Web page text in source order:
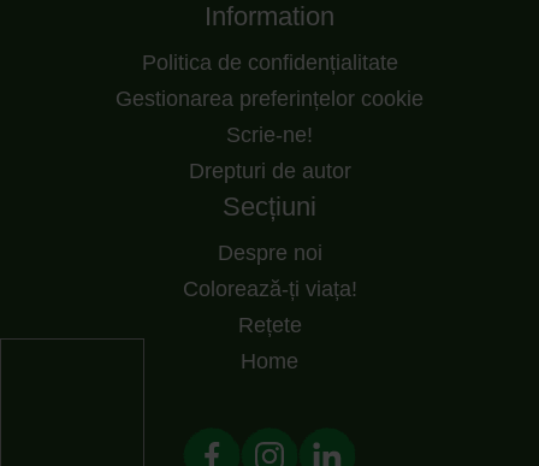
Information
Politica de confidențialitate
Gestionarea preferințelor cookie
Scrie-ne!
Drepturi de autor
Secțiuni
Despre noi
Colorează-ți viața!
Rețete
Home